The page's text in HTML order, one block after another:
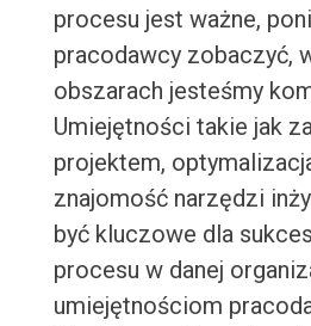
procesu jest ważne,
pracodawcy zobaczyć,
obszarach jesteśmy
Umiejętności takie jak
projektem,
znajomość narzędzi
być kluczowe dla
procesu w danej
umiejętnościom